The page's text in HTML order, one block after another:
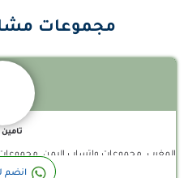
مجموعات
المغرب, مجموعات واتساب
انضم
مكتب أنجاز خدمات عامة vip نستقبل شهادات صحية نظامية 100% موثقه في منصة بلدي (خدمات الجوازات والزيارات )…